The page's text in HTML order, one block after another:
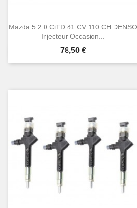
Mazda 5 2.0 CiTD 81 CV 110 CH DENSO
Injecteur Occasion...
Prix
78,50 €
Aperçu rapide